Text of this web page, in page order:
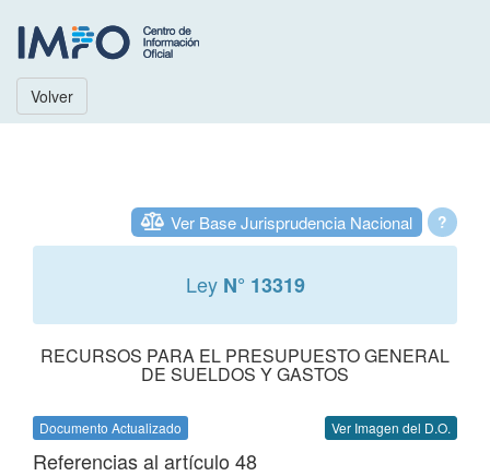
Volver
?
Ver Base Jurisprudencia Nacional
Ley N° 13319
RECURSOS PARA EL PRESUPUESTO GENERAL
DE SUELDOS Y GASTOS
Documento Actualizado Ver Imagen del D.O.
Referencias al artículo 48